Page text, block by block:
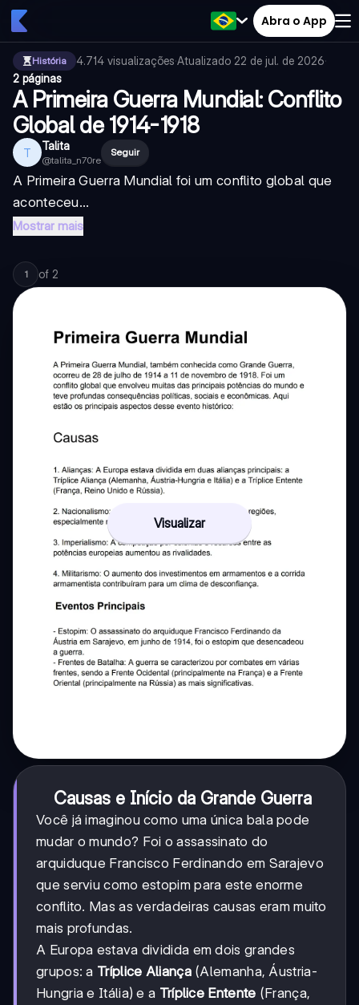
Abra o App
História 4.714 visualizações·Atualizado 22 de jul. de 2026·
2 páginas
A Primeira Guerra Mundial: Conflito
Global de 1914-1918
T Talita
@talita_n70re
Seguir
A Primeira Guerra Mundial foi um conflito global que
aconteceu...
Mostrar mais
1 of 2
Visualizar
Causas e Início da Grande Guerra
Você já imaginou como uma única bala pode
mudar o mundo? Foi o assassinato do
arquiduque Francisco Ferdinando em Sarajevo
que serviu como estopim para este enorme
conflito. Mas as verdadeiras causas eram muito
mais profundas.
A Europa estava dividida em dois grandes
grupos: a Tríplice Aliança(Alemanha, Áustria-
Hungria e Itália) e a Tríplice Entente (França,